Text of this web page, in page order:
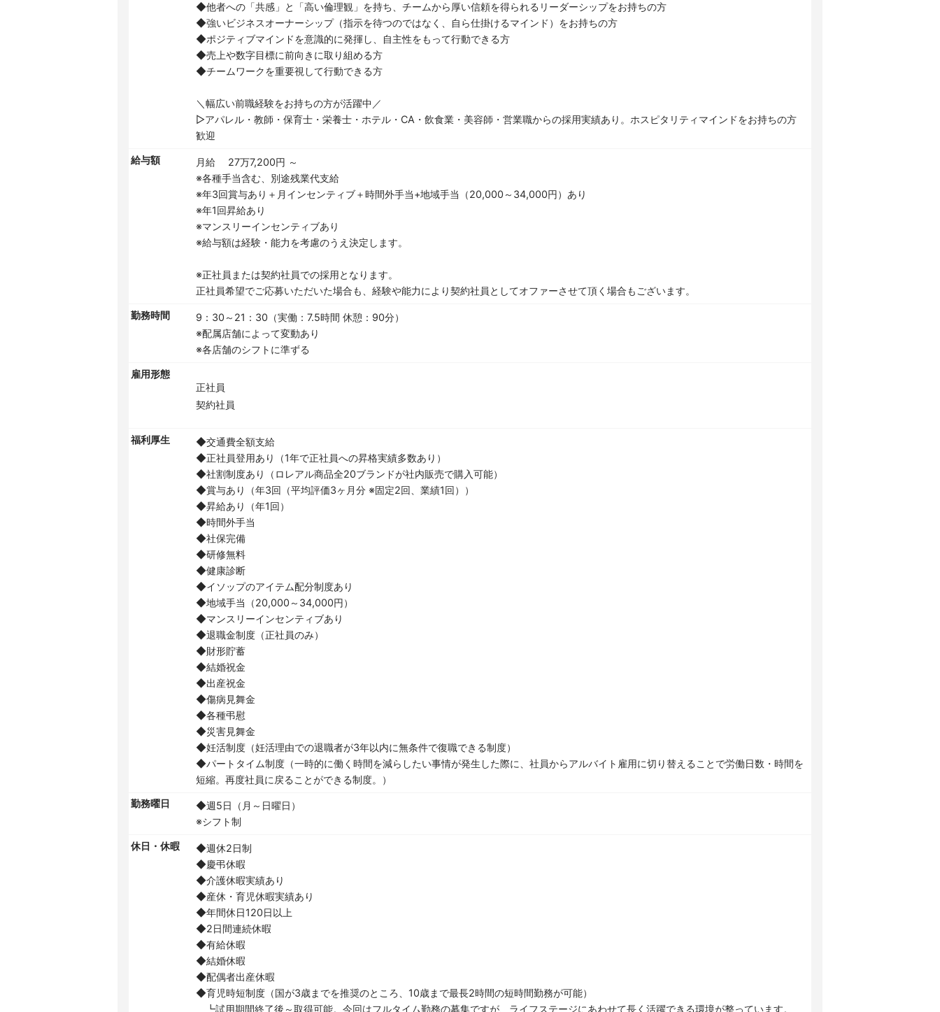
◆他者への「共感」と「高い倫理観」を持ち、チームから厚い信頼を得られるリーダーシップをお持ちの方
◆強いビジネスオーナーシップ（指示を待つのではなく、自ら仕掛けるマインド）をお持ちの方
◆ポジティブマインドを意識的に発揮し、自主性をもって行動できる方
◆売上や数字目標に前向きに取り組める方
◆チームワークを重要視して行動できる方
＼幅広い前職経験をお持ちの方が活躍中／
▷アパレル・教師・保育士・栄養士・ホテル・CA・飲食業・美容師・営業職からの採用実績あり。ホスピタリティマインドをお持ちの方
歓迎
給与額
月給 27万7,200円 ～
※各種手当含む、別途残業代支給
※年3回賞与あり＋月インセンティブ＋時間外手当+地域手当（20,000～34,000円）あり
※年1回昇給あり
※マンスリーインセンティブあり
※給与額は経験・能力を考慮のうえ決定します。
※正社員または契約社員での採用となります。
正社員希望でご応募いただいた場合も、経験や能力により契約社員としてオファーさせて頂く場合もございます。
勤務時間
9：30～21：30（実働：7.5時間 休憩：90分）
※配属店舗によって変動あり
※各店舗のシフトに準ずる
雇用形態
正社員
契約社員
福利厚生
◆交通費全額支給
◆正社員登用あり（1年で正社員への昇格実績多数あり）
◆社割制度あり（ロレアル商品全20ブランドが社内販売で購入可能）
◆賞与あり（年3回（平均評価3ヶ月分 ※固定2回、業績1回））
◆昇給あり（年1回）
◆時間外手当
◆社保完備
◆研修無料
◆健康診断
◆イソップのアイテム配分制度あり
◆地域手当（20,000～34,000円）
◆マンスリーインセンティブあり
◆退職金制度（正社員のみ）
◆財形貯蓄
◆結婚祝金
◆出産祝金
◆傷病見舞金
◆各種弔慰
◆災害見舞金
◆妊活制度（妊活理由での退職者が3年以内に無条件で復職できる制度）
◆パートタイム制度（一時的に働く時間を減らしたい事情が発生した際に、社員からアルバイト雇用に切り替えることで労働日数・時間を
短縮。再度社員に戻ることができる制度。）
勤務曜日
◆週5日（月～日曜日）
※シフト制
休日・休暇
◆週休2日制
◆慶弔休暇
◆介護休暇実績あり
◆産休・育児休暇実績あり
◆年間休日120日以上
◆2日間連続休暇
◆有給休暇
◆結婚休暇
◆配偶者出産休暇
◆育児時短制度（国が3歳までを推奨のところ、10歳まで最長2時間の短時間勤務が可能）
┗試用期間終了後～取得可能。今回はフルタイム勤務の募集ですが、ライフステージにあわせて長く活躍できる環境が整っています。